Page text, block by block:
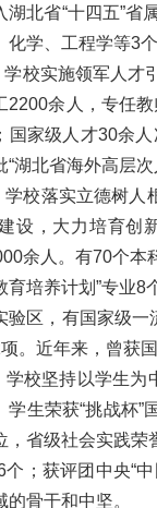
湖北省“十四五”省
化学、工程学等3
实施领军人才引
2200余人，专任
国家级人才30余
“湖北省海外高层
落实立德树人根
设，大力培育创
余人。有70个本
育培养计划”专业
验区，有国家级一
项。近年来，曾获
坚持以学生为中
学生荣获“挑战杯”
，省级社会实践荣
个；获评团中央“
的骨干和中坚。